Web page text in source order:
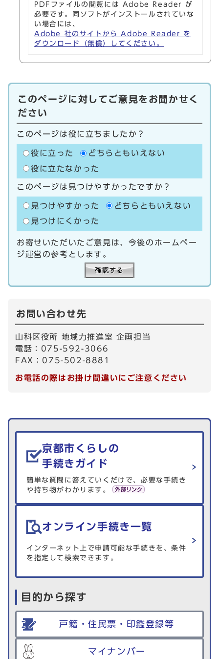
PDFファイルの閲覧には Adobe Reader が
必要です。同ソフトがインストールされていな
い場合には、
Adobe 社のサイトから Adobe Reader を
ダウンロード（無償）してください。
このページに対してご意見をお聞かせく
ださい
このページは役に立ちましたか？
役に立った
どちらともいえない
役に立たなかった
このページは見つけやすかったですか？
見つけやすかった
どちらともいえない
見つけにくかった
お寄せいただいたご意見は、今後のホームペー
ジ運営の参考とします。
お問い合わせ先
山科区役所 地域力推進室 企画担当
電話：075-592-3066
FAX：075-502-8881
お電話の際はお掛け間違いにご注意ください
生活情報を探す
京都市くらしの
手続きガイド
簡単な質問に答えていくだけで、必要な手続き
や持ち物がわかります。
オンライン手続き一覧
インターネット上で申請可能な手続きを、条件
を指定して検索できます。
目的から探す
戸籍・住民票・印鑑登録等
マイナンバー